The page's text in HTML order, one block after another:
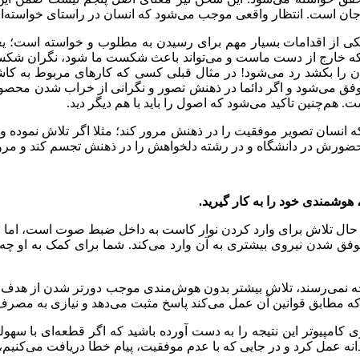
جان است. انتظار واقعی موجب می‌شود که انسان در راستای
از اقدامات بسیار مهم برای رسیدن به مطلوب و خواسته
خارج از دست ماست و می‌تواند باعث شکست ما شود، نگران
را بکشد رد ‌می‌شود! در مثال قبلی کسی که کارهای مربوط به
می‌شود و اگر دائما در ذهنش تصور و نگرانی از خراب شدن
هم‌چنین تاکید می‌شود که اصول را باید با هم دیگر دید.
انسان تصویر موفقیت را در ذهنش مرور کند؛ مثلا اگر تلاش
حضورش در دانشگاه و در رشته دلخواهش را در ذهنش تجسم کند و
خود را به کار گیرید.
تلاش برای وارد کردن نوار کاست به داخل ضبط صوت است، اما
شدن نیروی بیشتری به آن وارد می‌کند. شما برای کمک به او چه
نمی‌رسند، تلاش بیشتر بدون هوش‌مندی موجب دورتر شدن از هدف
مطابق قوانین آن عمل می‌کند پاسخ مثبت می‌دهد و نیازی به
این نتیجه را به دست آورده باشید که اگر قطعه‌ای با
عمل کرد و در جایی که با عدم موفقیت، پیام خطا دریافت